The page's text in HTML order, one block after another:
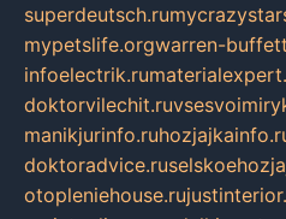
superdeutsch.ru
mypetslife.orgwarren-
infoelectrik.ru
doktorvilechit.ru
manikjurinfo.ru
doktoradvice.ru
otopleniehouse.ru